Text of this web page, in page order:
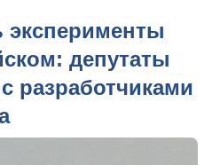
эксперименты
депутаты
разработчиками